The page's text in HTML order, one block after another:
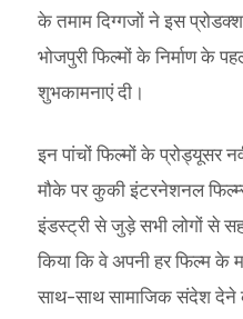
के तमाम दिग्गजों ने इस
भोजपुरी फिल्मों के निर्माण के
शुभकामनाएं दी।
इन पांचों फिल्मों के प्रोड्यूसर
मौके पर कुकी इंटरनेशनल
इंडस्ट्री से जुड़े सभी लोगों से
किया कि वे अपनी हर फिल्म के
साथ-साथ सामाजिक संदेश देने